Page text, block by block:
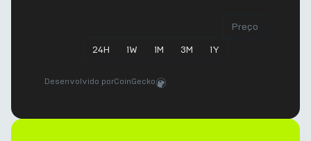
24H 1W 1M 3M 1Y
Preço
Desenvolvido porCoinGecko